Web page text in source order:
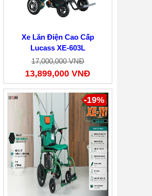
Xe Lăn Điện Cao Cấp
Lucass XE-603L
17,000,000 VNĐ
13,899,000 VNĐ
-19%